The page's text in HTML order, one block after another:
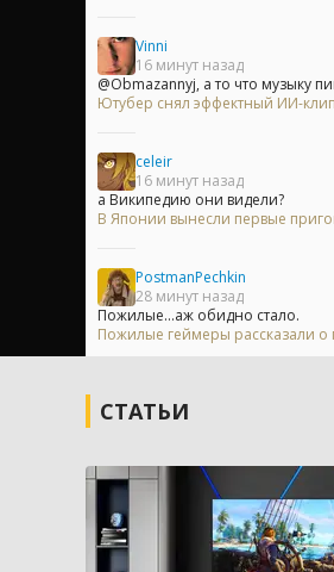
Vinni
16 минут назад
@Obmazannyj, а то что музыку
Ютубер снял эффектный ИИ-
celeir
16 минут назад
а Википедию они видели?
В Японии вынесли первые
PostmanPechkin
28 минут назад
Пожилые...аж обидно стало.
Пожилые геймеры рассказали о
СТАТЬИ